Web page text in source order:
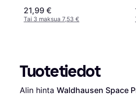
21,99 €
Tai 3 maksua 7,53 €
Tuotetiedot
Alin hinta Waldhausen Space